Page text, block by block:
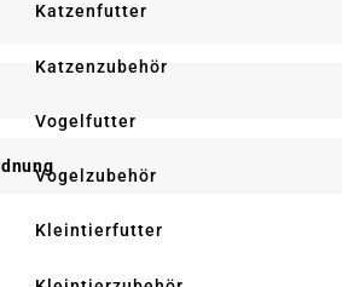
Katzenfutter
Katzenzubehör
Vogelfutter
Vogelzubehör
Kleintierfutter